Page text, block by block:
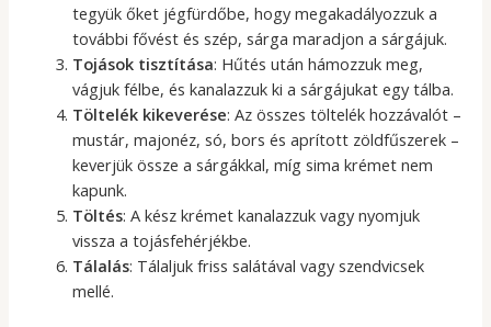
tegyük őket jégfürdőbe, hogy megakadályozzuk a
további fővést és szép, sárga maradjon a sárgájuk.
Tojások tisztítása: Hűtés után hámozzuk meg,
vágjuk félbe, és kanalazzuk ki a sárgájukat egy tálba.
Töltelék kikeverése: Az összes töltelék hozzávalót –
mustár, majonéz, só, bors és aprított zöldfűszerek –
keverjük össze a sárgákkal, míg sima krémet nem
kapunk.
Töltés: A kész krémet kanalazzuk vagy nyomjuk
vissza a tojásfehérjékbe.
Tálalás: Tálaljuk friss salátával vagy szendvicsek
mellé.